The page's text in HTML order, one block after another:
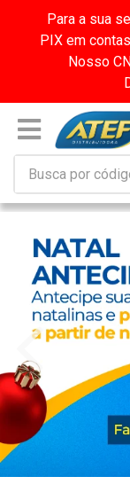
Para a sua
PIX em
Nosso